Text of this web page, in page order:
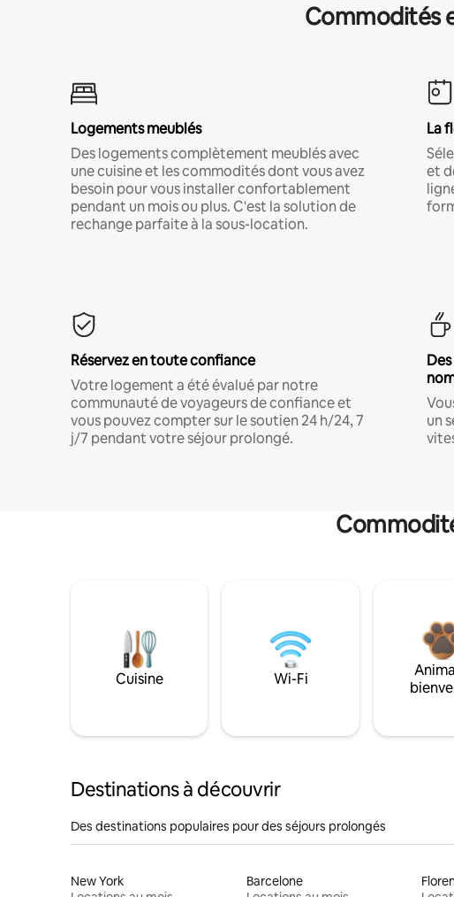
Commodités
Logements meublés
Des logements complètement meublés avec
une cuisine et les commodités dont vous avez
besoin pour vous installer confortablement
pendant un mois ou plus. C'est la solution de
rechange parfaite à la sous-location.
La
et
Réservez en toute confiance
Votre logement a été évalué par notre
communauté de voyageurs de confiance et
vous pouvez compter sur le soutien 24 h/24, 7
j/7 pendant votre séjour prolongé.
un
Cuisine Wi-Fi
Destinations à découvrir
Des destinations populaires pour des séjours prolongés
New York
Barcelone